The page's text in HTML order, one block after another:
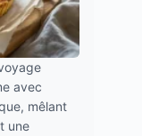
avec
mêlant
une